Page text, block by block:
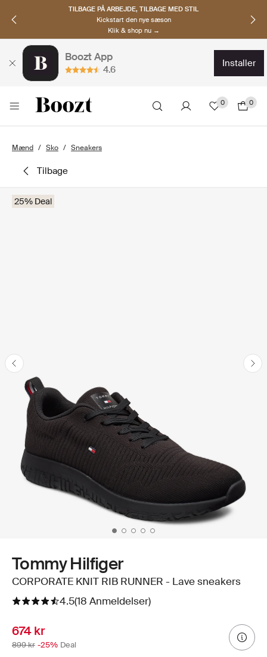
TILBAGE PÅ ARBEJDE, TILBAGE MED STIL
Kickstart den nye sæson
Klik & shop nu →
Boozt App
4.6
installer
0 0
Mænd Sko Sneakers
tilbage
25% Deal
Tommy Hilfiger
CORPORATE KNIT RIB RUNNER - Lave sneakers
4.5(18 Anmeldelser)
674 kr
899 kr -25% Deal